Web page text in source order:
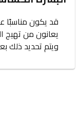
قد يكون مناسبًا
يعانون من تهيج
ويتم تحديد ذلك